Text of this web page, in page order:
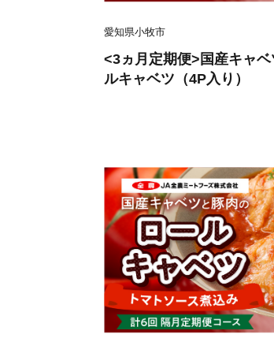
愛知県小牧市
<3ヵ月定期便>国産キャ
ルキャベツ（4P入り）